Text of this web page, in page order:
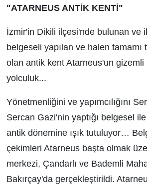
"ATARNEUS ANTİK KENTİ"
İzmir'in Dikili ilçesi'nde bulunan ve
belgeseli yapılan ve halen tamamı
olan antik kent Atarneus'un gizemli
yolculuk...
Yönetmenliğini ve yapımcılığını
Sercan Gazi'nin yaptığı belgesel
antik dönemine ışık tutuluyor…
çekimleri Atarneus başta olmak
merkezi, Çandarlı ve Bademli
Bakırçay'da gerçekleştirildi.